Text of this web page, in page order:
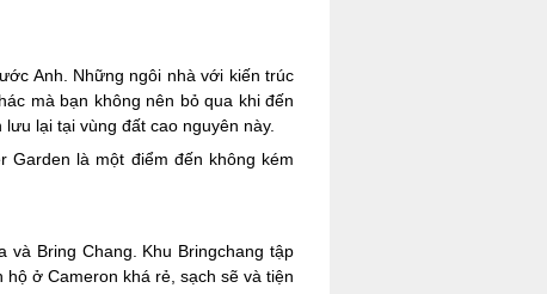
Anh. Những ngôi nhà với kiến trúc
mà bạn không nên bỏ qua khi đến
lại tại vùng đất cao nguyên này.
Garden là một điểm đến không kém
Bring Chang. Khu Bringchang tập
ở Cameron khá rẻ, sạch sẽ và tiện